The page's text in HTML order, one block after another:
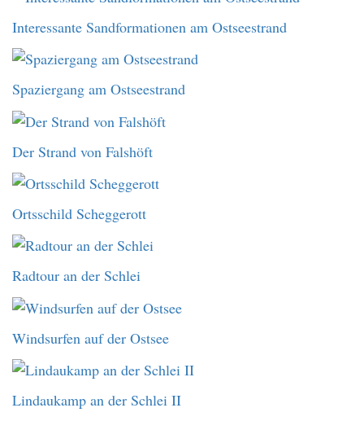
Interessante Sandformationen am Ostseestrand
Spaziergang am Ostseestrand
Der Strand von Falshöft
Ortsschild Scheggerott
Radtour an der Schlei
Windsurfen auf der Ostsee
Lindaukamp an der Schlei II